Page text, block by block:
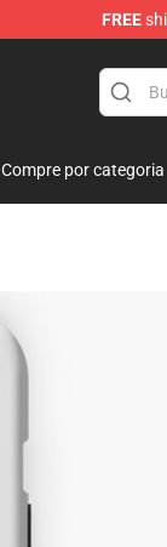
FREE
Compre por categoria